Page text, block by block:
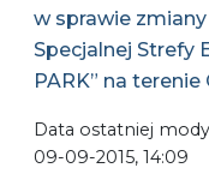
w sprawie zmiany
Specjalnej Strefy
PARK” na terenie
Data ostatniej
09-09-2015, 14:09